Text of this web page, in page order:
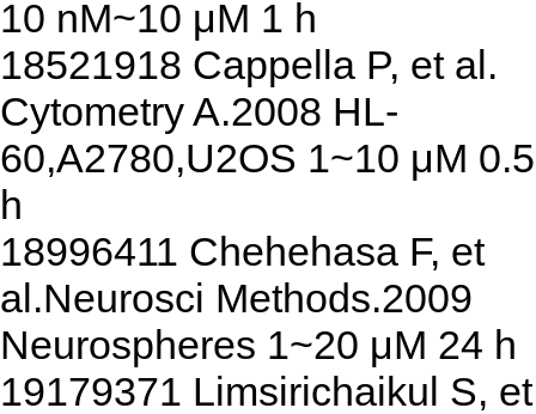
10 nM~10 μM 1 h
18521918 Cappella P, et al.
Cytometry A.2008 HL-
60,A2780,U2OS 1~10 μM 0.5
h
18996411 Chehehasa F, et
al.Neurosci Methods.2009
Neurospheres 1~20 μM 24 h
19179371 Limsirichaikul S, et